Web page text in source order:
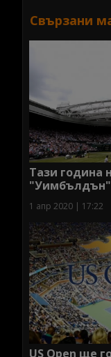
Свързани
Тази година
"Уимбълдън"
1 апр 2020 | 17:22
US Open ще